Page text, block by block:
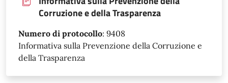
Corruzione e della Trasparenza
Numero di protocollo: 9408
Informativa sulla Prevenzione della Corruzione e
della Trasparenza